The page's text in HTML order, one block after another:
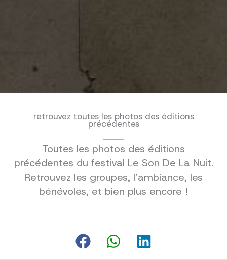
retrouvez toutes les photos des éditions
précédentes
Toutes les photos des éditions
précédentes du festival Le Son De La Nuit.
Retrouvez les groupes, l’ambiance, les
bénévoles, et bien plus encore !